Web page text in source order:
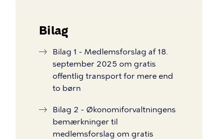
Bilag
Bilag 1 - Medlemsforslag af 18.
september 2025 om gratis
offentlig transport for mere end
to børn
Bilag 2 - Økonomiforvaltningens
bemærkninger til
medlemsforslag om gratis